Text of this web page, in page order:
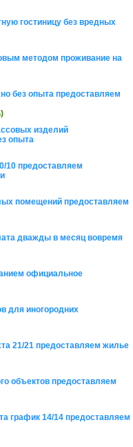
гостиницу без вредных
методом проживание на
без опыта предоставляем
изделий
опыта
10 предоставляем
помещений предоставляем
дважды в месяц вовремя
официальное
для иногородних
21/21 предоставляем жилье
объектов предоставляем
график 14/14 предоставляем